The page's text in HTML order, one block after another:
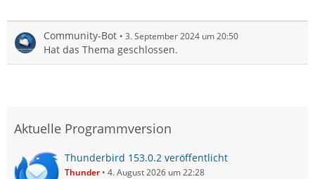
Community-Bot 3. September 2024 um 20:50
Hat das Thema geschlossen.
Aktuelle Programmversion
Thunderbird 153.0.2 veröffentlicht
Thunder 4. August 2026 um 22:28